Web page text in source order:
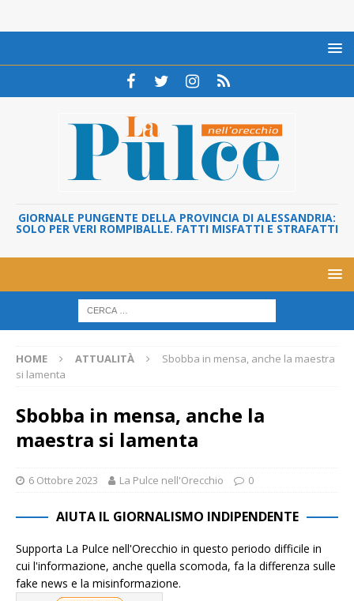
GIORNALE PUNGENTE DELLA PROVINCIA DI ALESSANDRIA:
SOLO PER VERI ROMPIBALLE. FATTI MISFATTI E STRAFATTI
HOME ATTUALITÀ
Sbobba in mensa, anche la maestra
si lamenta
Sbobba in mensa, anche la
maestra si lamenta
6 Ottobre 2023 La Pulce nell'Orecchio 0
AIUTA IL GIORNALISMO INDIPENDENTE
Supporta La Pulce nell'Orecchio in questo periodo difficile in
cui l'informazione, anche quella scomoda, fa la differenza sulle
fake news e la misinformazione.